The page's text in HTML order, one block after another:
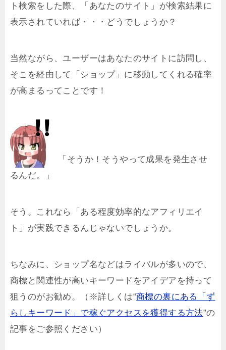
ト検索をした際、「あなたのサイト」が検索結果に
表示されていれば・・・どうでしょうか？
当然ながら、ユーザーはあなたのサイトに訪問し、
そこを経由して「ショップ」に移動してくれる確率
が高まるってことです！
「そうか！そうやって成果を発生させ
るんだ。」
そう。これなら「ある程度効率的なアフィリエイ
ト」が実践できるんじゃないでしょうか。
ちなみに、ショップ名などはライバルが多いので、
商標と関連性が高いキーワードをアイデアを持って
狙うのがお勧め。（※詳しくは“商標の裏にある「ず
らしキーワード」で稼ぐアクセスを獲得する方法”の
記事をご参照ください）